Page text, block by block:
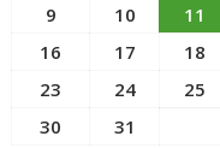
9
10 11
16
17 18
23
24 25
30
31